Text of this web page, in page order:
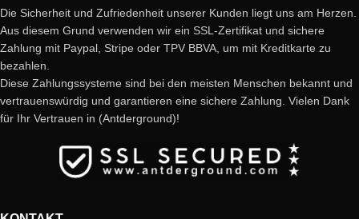
Die Sicherheit und Zufriedenheit unserer Kunden liegt uns am Herzen.
Aus diesem Grund verwenden wir ein SSL-Zertifikat und sichere
Zahlung mit Paypal, Stripe oder TPV BBVA, um mit Kreditkarte zu
bezahlen.
Diese Zahlungssysteme sind bei den meisten Menschen bekannt und
vertrauenswürdig und garantieren eine sichere Zahlung. Vielen Dank
für Ihr Vertrauen in (Antderground)!